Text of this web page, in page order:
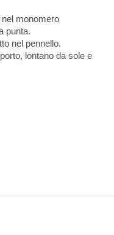
monomero
punta.
nel pennello.
lontano da sole e